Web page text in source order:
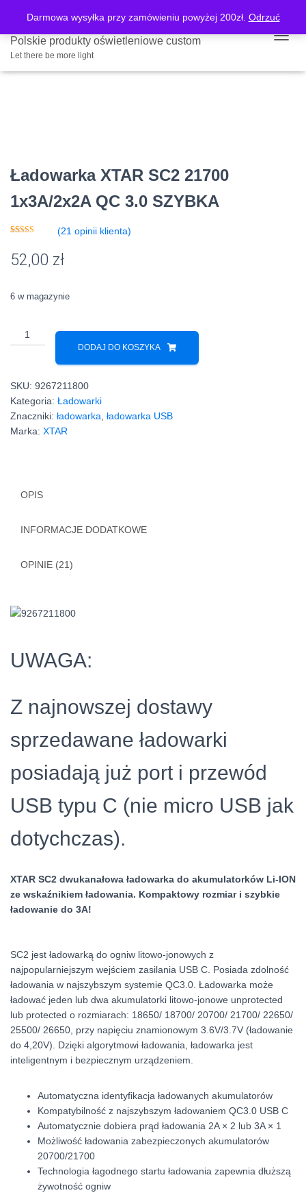
Darmowa wysyłka przy zamówieniu powyżej 200zł. Odrzuć
Polskie produkty oświetleniowe custom
Let there be more light
QC 3.0 SZYBKA
Ładowarka XTAR SC2 21700
1x3A/2x2A QC 3.0 SZYBKA
podstawie
ocen
(21 opinii klienta)
52,00 zł
6 w magazynie
ilość
Ładowarka
21700
1x3A/2x2A
QC
3.0
DODAJ DO KOSZYKA
SKU: 9267211800
Kategoria: Ładowarki
Znaczniki: ładowarka ładowarka USB
Marka: XTAR
OPIS
INFORMACJE DODATKOWE
OPINIE (21)
UWAGA:
Z najnowszej dostawy
sprzedawane ładowarki
posiadają już port i przewód
USB typu C (nie micro USB jak
dotychczas).
XTAR SC2 dwukanałowa ładowarka do akumulatorków Li-ION
ze wskaźnikiem ładowania. Kompaktowy rozmiar i szybkie
ładowanie do 3A!
SC2 jest ładowarką do ogniw litowo-jonowych z
najpopularniejszym wejściem zasilania USB C. Posiada zdolność
ładowania w najszybszym systemie QC3.0. Ładowarka może
ładować jeden lub dwa akumulatorki litowo-jonowe unprotected
lub protected o rozmiarach: 18650/ 18700/ 20700/ 21700/ 22650/
25500/ 26650, przy napięciu znamionowym 3.6V/3.7V (ładowanie
do 4,20V). Dzięki algorytmowi ładowania, ładowarka jest
inteligentnym i bezpiecznym urządzeniem.
Automatyczna identyfikacja ładowanych akumulatorów
Kompatybilność z najszybszym ładowaniem QC3.0 USB C
Automatycznie dobiera prąd ładowania 2A × 2 lub 3A × 1
Możliwość ładowania zabezpieczonych akumulatorów
20700/21700
Technologia łagodnego startu ładowania zapewnia dłuższą
żywotność ogniw